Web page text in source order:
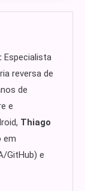
Especialista
reversa de
de
e
Thiago
em
GitHub) e